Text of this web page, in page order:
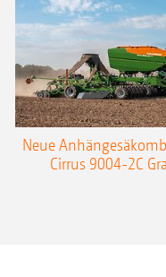
Neue
Cirrus 9004-2C